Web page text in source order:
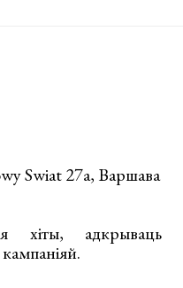
Swiat 27a, Варшава
хіты, адкрываць